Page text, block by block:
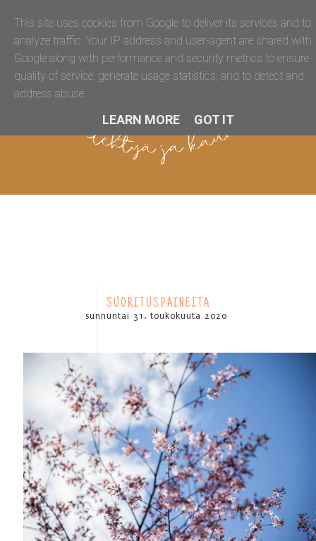
SUORITUSPAINEITA
sunnuntai 31. toukokuuta 2020
This site uses cookies from Google to deliver its services and to
analyze traffic. Your IP address and user-agent are shared with
Google along with performance and security metrics to ensure
quality of service, generate usage statistics, and to detect and
address abuse.
LEARN MORE GOT IT